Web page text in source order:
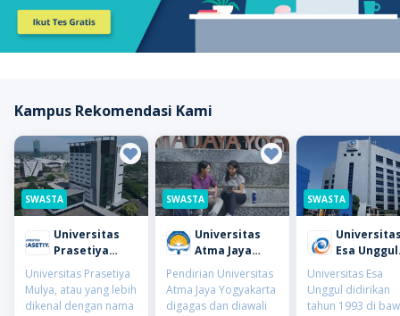
Kampus Rekomendasi Kami
SWASTA
Universitas
Prasetiya
Mulya
Universitas Prasetiya
Mulya, atau yang lebih
dikenal dengan nama
SWASTA
Universitas
Atma Jaya
Yogyakarta
(UAJY)
Pendirian Universitas
Atma Jaya Yogyakarta
digagas dan diawali
SWASTA
Esa Unggul
(UEU)
Universitas Esa
Unggul didirikan
tahun 1993 di